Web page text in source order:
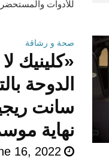
للأدوات
صحة و رشاقة
«كلينيك
الدوحة
سانت
نهاية موسم
16, 2022